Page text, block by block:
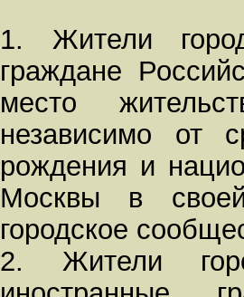
1. Жители
граждане
место
независимо от
рождения и
Москвы в своей
городское
2. Жители